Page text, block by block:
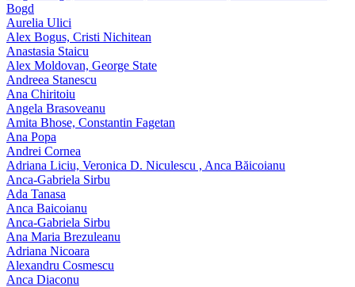
Bogd
Aurelia Ulici
Alex Bogus, Cristi Nichitean
Anastasia Staicu
Alex Moldovan, George State
Andreea Stanescu
Ana Chiritoiu
Angela Brasoveanu
Amita Bhose, Constantin Fagetan
Ana Popa
Andrei Cornea
Adriana Liciu, Veronica D. Niculescu , Anca Băicoianu
Anca‑Gabriela Sirbu
Ada Tanasa
Anca Baicoianu
Anca-Gabriela Sirbu
Ana Maria Brezuleanu
Adriana Nicoara
Alexandru Cosmescu
Anca Diaconu